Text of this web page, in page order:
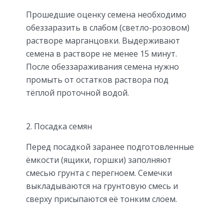
Прошедшие оценку семена необходимо
обеззаразить в слабом (светло-розовом)
растворе марганцовки. Выдерживают
семена в растворе не менее 15 минут.
После обеззараживания семена нужно
промыть от остатков раствора под
тёплой проточной водой.
2. Посадка семян
Перед посадкой заранее подготовленные
ёмкости (ящики, горшки) заполняют
смесью грунта с перегноем. Семечки
выкладываются на грунтовую смесь и
сверху присыпаются её тонким слоем.